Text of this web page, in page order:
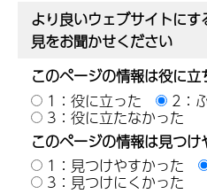
より良いウェブサイトに
見をお聞かせください
このページの情報は役に立
1：役に立った
2：
3：役に立たなかった
このページの情報は見つけ
1：見つけやすかった
3：見つけにくかった